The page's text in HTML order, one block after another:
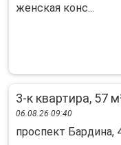
женская конс...
3-к квартира, 57
06.08.26 09:40
проспект Бардина,